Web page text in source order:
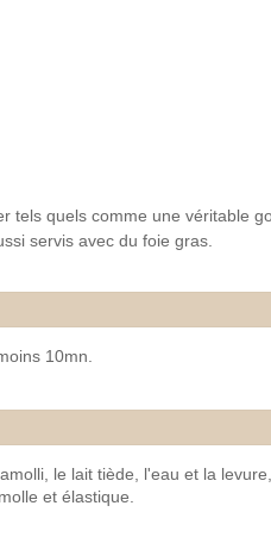
tels quels comme une véritable
servis avec du foie gras.
10mn.
le lait tiède, l'eau et la
et élastique.